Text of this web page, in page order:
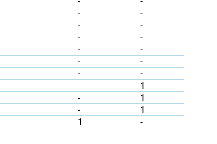
-
-
-
-
-
-
-
-
-
-
-
-
-
1
-
1
-
1
1
-